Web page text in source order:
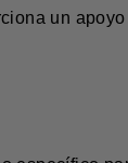
un